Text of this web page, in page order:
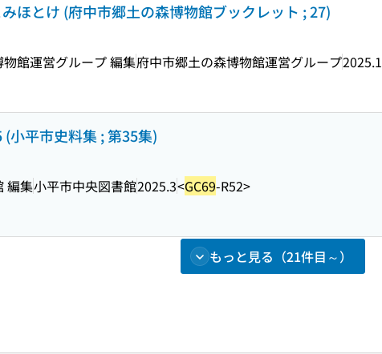
ほとけ (府中市郷土の森博物館ブックレット ; 27)
館運営グループ 編集府中市郷土の森博物館運営グループ2025.1
(小平市史料集 ; 第35集)
編集小平市中央図書館2025.3<GC69-R52>
もっと見る（21件目～）